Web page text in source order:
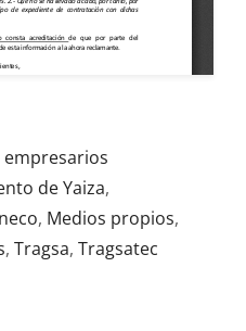
empresarios
de Yaiza,
, Medios propios,
, Tragsa, Tragsatec